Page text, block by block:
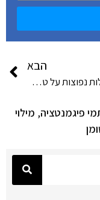
הבא
חמש שאלות נפוצות על טשטוש (מילוי) קמטים
פיגמנטציה, מילוי